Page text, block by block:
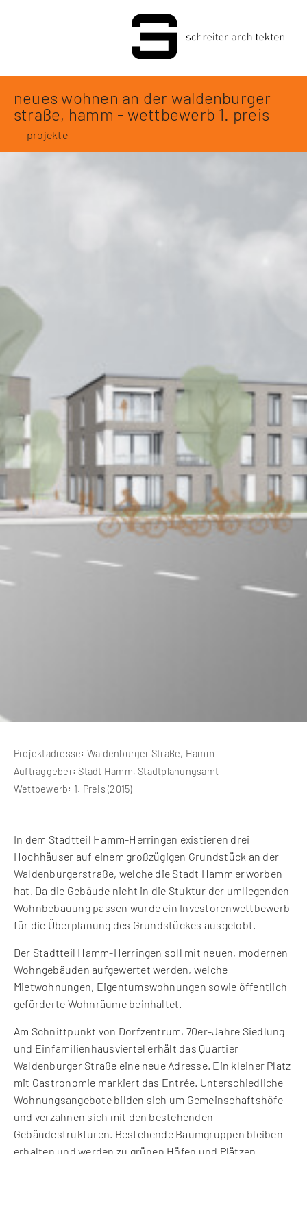
neues wohnen an der waldenburger
straße, hamm - wettbewerb 1. preis
projekte
Projektadresse: Waldenburger Straße, Hamm
Auftraggeber: Stadt Hamm, Stadtplanungsamt
Wettbewerb: 1. Preis (2015)
In dem Stadtteil Hamm-Herringen existieren drei
Hochhäuser auf einem großzügigen Grundstück an der
Waldenburgerstraße, welche die Stadt Hamm erworben
hat. Da die Gebäude nicht in die Stuktur der umliegenden
Wohnbebauung passen wurde ein Investorenwettbewerb
für die Überplanung des Grundstückes ausgelobt.
Der Stadtteil Hamm-Herringen soll mit neuen, modernen
Wohngebäuden aufgewertet werden, welche
Mietwohnungen, Eigentumswohnungen sowie öffentlich
geförderte Wohnräume beinhaltet.
Am Schnittpunkt von Dorfzentrum, 70er-Jahre Siedlung
und Einfamilienhausviertel erhält das Quartier
Waldenburger Straße eine neue Adresse. Ein kleiner Platz
mit Gastronomie markiert das Entrée. Unterschiedliche
Wohnungsangebote bilden sich um Gemeinschaftshöfe
und verzahnen sich mit den bestehenden
Gebäudestrukturen. Bestehende Baumgruppen bleiben
erhalten und werden zu grünen Höfen und Plätzen